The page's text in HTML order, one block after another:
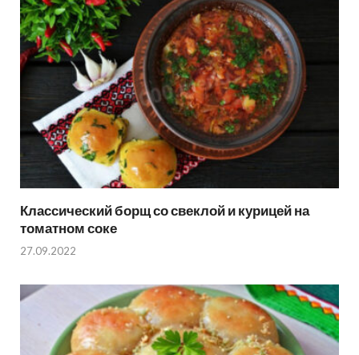
Классический борщ со свеклой и курицей на
томатном соке
27.09.2022